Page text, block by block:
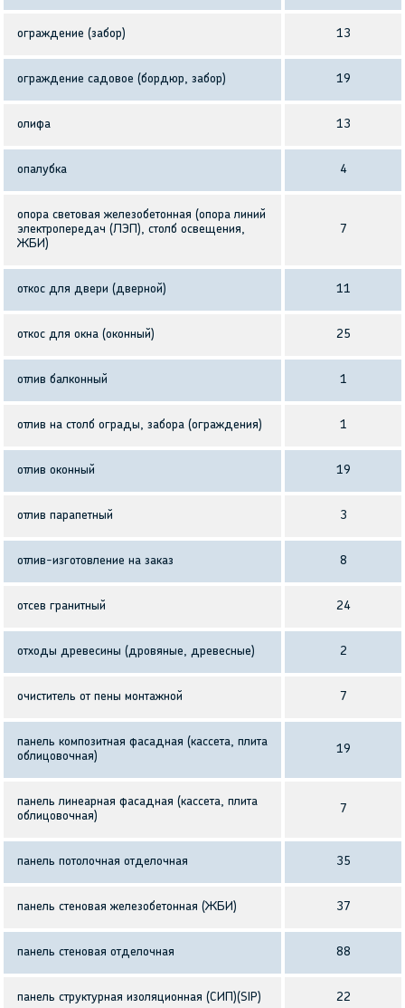
ограждение (забор) 13
ограждение садовое (бордюр, забор) 19
олифа 13
опалубка 4
опора световая железобетонная (опора линий
электропередач (ЛЭП), столб освещения,
ЖБИ)
7
откос для двери (дверной) 11
откос для окна (оконный) 25
отлив балконный 1
отлив на столб ограды, забора (ограждения) 1
отлив оконный 19
отлив парапетный 3
отлив-изготовление на заказ 8
отсев гранитный 24
отходы древесины (дровяные, древесные) 2
очиститель от пены монтажной 7
панель композитная фасадная (кассета, плита
облицовочная)
19
панель линеарная фасадная (кассета, плита
облицовочная)
7
панель потолочная отделочная 35
панель стеновая железобетонная (ЖБИ) 37
панель стеновая отделочная 88
панель структурная изоляционная (СИП)(SIP) 22